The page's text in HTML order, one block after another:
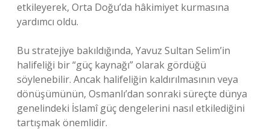
etkileyerek, Orta Doğu’da hâkimiyet kurmasına
yardımcı oldu.
Bu stratejiye bakıldığında, Yavuz Sultan Selim’in
halifeliği bir “güç kaynağı” olarak gördüğü
söylenebilir. Ancak halifeliğin kaldırılmasının veya
dönüşümünün, Osmanlı’dan sonraki süreçte dünya
genelindeki İslamî güç dengelerini nasıl etkilediğini
tartışmak önemlidir.